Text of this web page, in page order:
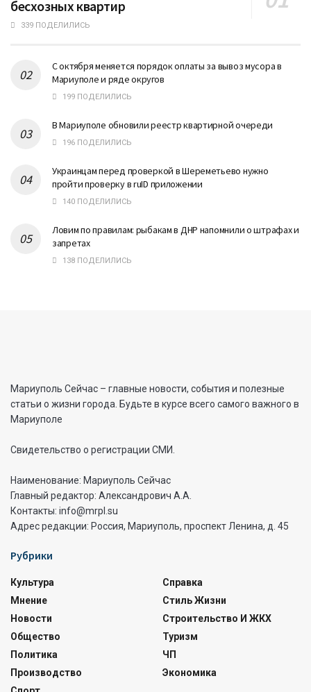
бесхозных квартир
339 ПОДЕЛИЛИСЬ
С октября меняется порядок оплаты за вывоз мусора в
Мариуполе и ряде округов
199 ПОДЕЛИЛИСЬ
В Мариуполе обновили реестр квартирной очереди
196 ПОДЕЛИЛИСЬ
Украинцам перед проверкой в Шереметьево нужно
пройти проверку в ruID приложении
140 ПОДЕЛИЛИСЬ
Ловим по правилам: рыбакам в ДНР напомнили о штрафах и
запретах
138 ПОДЕЛИЛИСЬ
Мариуполь Сейчас – главные новости, события и полезные
статьи о жизни города. Будьте в курсе всего самого важного в
Мариуполе
Свидетельство о регистрации СМИ.
Наименование: Мариуполь Сейчас
Главный редактор: Александрович А.А.
Контакты: info@mrpl.su
Адрес редакции: Россия, Мариуполь, проспект Ленина, д. 45
Рубрики
Культура
Мнение
Новости
Общество
Политика
Производство
Справка
Стиль Жизни
Строительство И ЖКХ
Туризм
ЧП
Экономика